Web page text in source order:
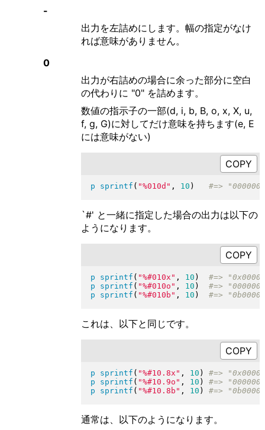
-
出力を左詰めにします。幅の指定がなけ
れば意味がありません。
0
出力が右詰めの場合に余った部分に空白
の代わりに "0" を詰めます。
数値の指示子の一部(d, i, b, B, o, x, X, u,
f, g, G)に対してだけ意味を持ちます(e, E
には意味がない)
p sprintf ( "%010d " , 10 )
`#' と一緒に指定した場合の出力は以下の
ようになります。
p sprintf ( "%#010x " , 10 )
p
sprintf ( "%#010o " , 10 )
p
sprintf ( "%#010b " , 10 )
これは、以下と同じです。
p sprintf ( "%#10.8x " , 10 )
p
sprintf ( "%#10.9o " , 10 )
p
sprintf ( "%#10.8b " , 10 )
通常は、以下のようになります。